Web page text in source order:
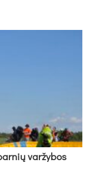
var­žy­bos